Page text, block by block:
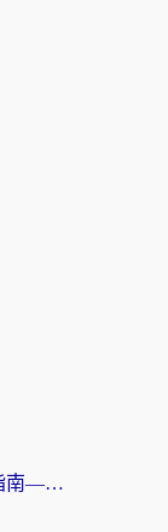
海外党必看：免费加速软件下载指南——无缝访问国内资源的正确打开方式